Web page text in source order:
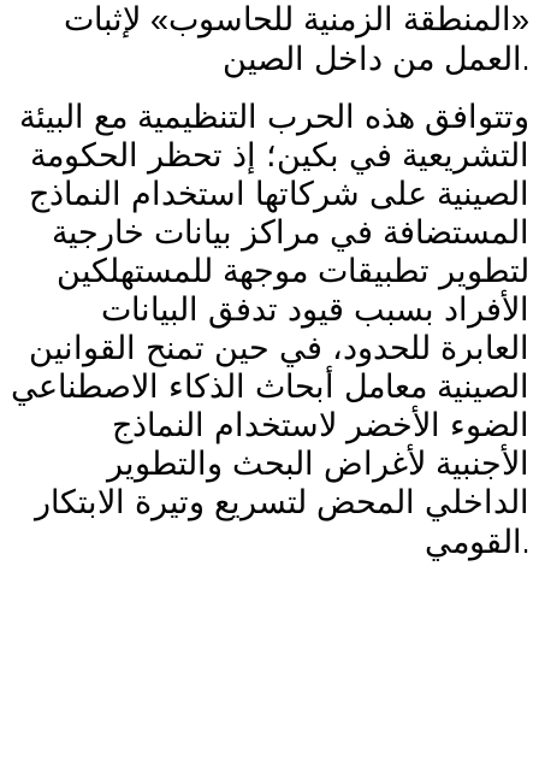
«المنطقة الزمنية للحاسوب» لإثبات
العمل من داخل الصين .
وتتوافق هذه الحرب التنظيمية مع البيئة
التشريعية في بكين؛ إذ تحظر الحكومة
الصينية على شركاتها استخدام النماذج
المستضافة في مراكز بيانات خارجية
لتطوير تطبيقات موجهة للمستهلكين
الأفراد بسبب قيود تدفق البيانات
العابرة للحدود، في حين تمنح القوانين
الصينية معامل أبحاث الذكاء الاصطناعي
الضوء الأخضر لاستخدام النماذج
الأجنبية لأغراض البحث والتطوير
الداخلي المحض لتسريع وتيرة الابتكار
القومي .